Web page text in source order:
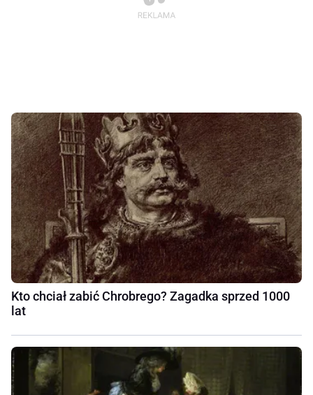
Kto chciał zabić Chrobrego? Zagadka sprzed 1000
lat